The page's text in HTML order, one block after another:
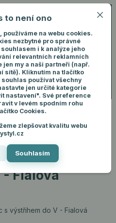
Menu
Přihlášení
Hledat
ks
Pánské tričko Classic s výstřihem do V
s
- Fialová
to není ono
používáme na webu cookies.
nezbytné pro správné
i k analýze jeho
relevantních reklamních
jen my a naši partneři (např.
sítě). Kliknutím na tlačítko
používat všechny
jen určité kategorie
nastavení". Své preference
v levém spodním rohu
Cookies.
zlepšovat kvalitu webu
Souhlasím